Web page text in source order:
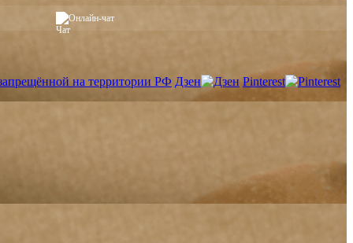
Онлайн-чат
Дзен Pinterest